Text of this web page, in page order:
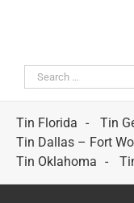
Search
for:
Tin Florida
Tin
Tin Dallas – Fort
Tin Oklahoma